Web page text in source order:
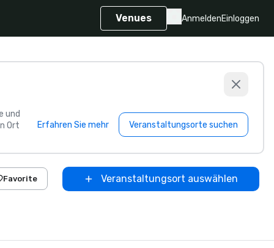
Venues AnmeldenEinloggen
und
Ort
Erfahren Sie mehr Veranstaltungsorte suchen
Favorite Veranstaltungsort auswählen